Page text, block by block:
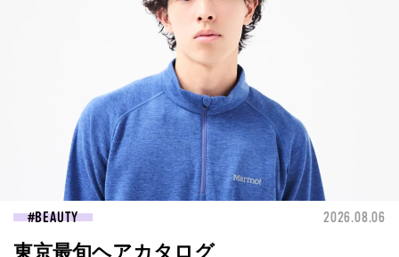
BEAUTY 2026.08.06
東京最旬ヘアカタログ